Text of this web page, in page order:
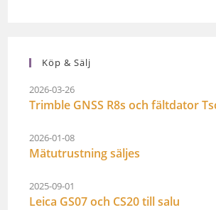
Köp & Sälj
2026-03-26
Trimble GNSS R8s och fältdator
2026-01-08
Mätutrustning säljes
2025-09-01
Leica GS07 och CS20 till salu